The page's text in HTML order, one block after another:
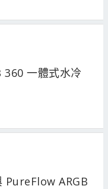
360 一體式水冷
PureFlow ARGB